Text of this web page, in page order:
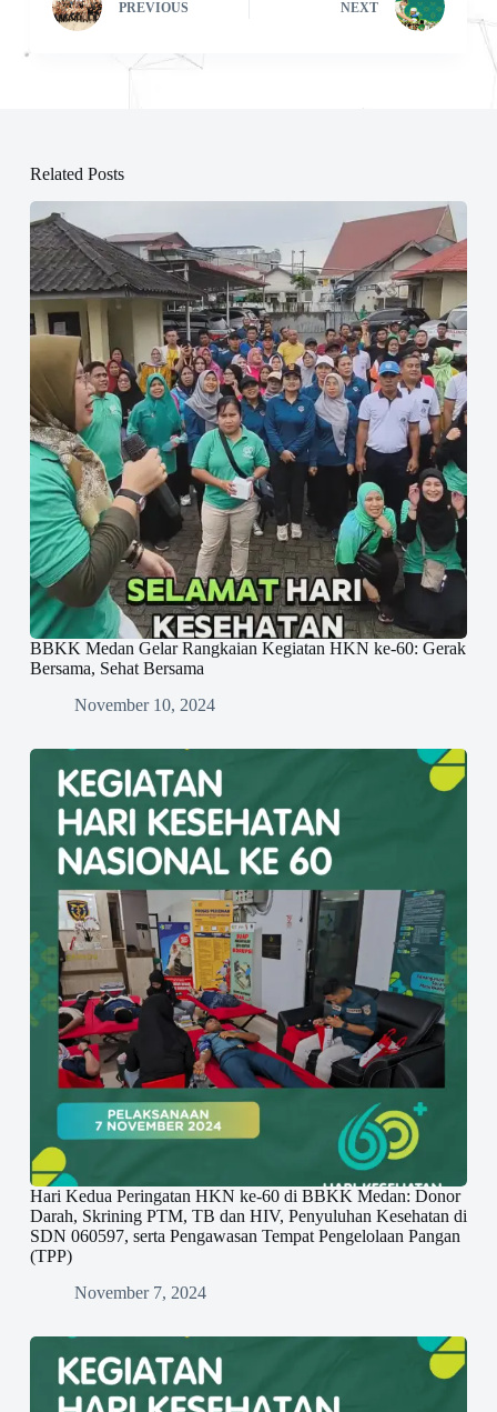
PREVIOUS NEXT
Related Posts
BBKK Medan Gelar Rangkaian Kegiatan HKN ke-60: Gerak
Bersama, Sehat Bersama
November 10, 2024
Hari Kedua Peringatan HKN ke-60 di BBKK Medan: Donor
Darah, Skrining PTM, TB dan HIV, Penyuluhan Kesehatan di
SDN 060597, serta Pengawasan Tempat Pengelolaan Pangan
(TPP)
November 7, 2024